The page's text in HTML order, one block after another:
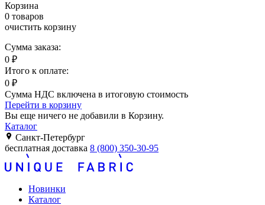
Корзина
0 товаров
очистить корзину
Сумма заказа:
0 ₽
Итого к оплате:
0 ₽
Сумма НДС включена в итоговую стоимость
Перейти в корзину
Вы еще ничего не добавили в Корзину.
Каталог
Санкт-Петербург
бесплатная доставка 8 (800) 350-30-95
Новинки
Каталог